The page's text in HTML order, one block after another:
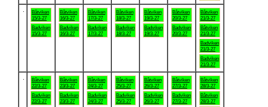
Båtviken
15/3-27
Badviken
15/3-27
Båtviken
16/3-27
Badviken
16/3-27
Båtviken
17/3-27
Badviken
17/3-27
Båtviken
18/3-27
Badviken
18/3-27
Båtviken
19/3-27
Badviken
19/3-27
Båtviken
20/3-27
Badviken
20/3-27
Båtviken
21/3-27
Båtviken
21/3-27
Badviken
21/3-27
Badviken
21/3-27
Båtviken
22/3-27
Badviken
22/3-27
Båtviken
23/3-27
Badviken
23/3-27
Båtviken
24/3-27
Badviken
24/3-27
Båtviken
25/3-27
Badviken
25/3-27
Båtviken
26/3-27
Badviken
26/3-27
Båtviken
27/3-27
Badviken
27/3-27
Båtviken
28/3-27
Båtviken
28/3-27